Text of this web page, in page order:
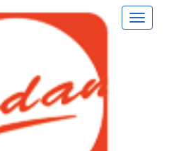
Toggle